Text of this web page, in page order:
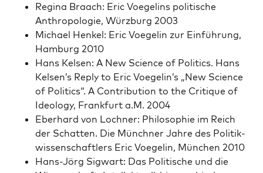
Regi­na Braach: Eric Voegelins poli­tis­che
Anthro­polo­gie, Würzburg 2003
Michael Henkel: Eric Voegelin zur Ein­führung,
Ham­burg 2010
Hans Kelsen: A New Sci­ence of Pol­i­tics. Hans
Kelsen’s Reply to Eric Voegelin’s „New Sci­ence
of Pol­i­tics“. A Con­tri­bu­tion to the Cri­tique of
Ide­ol­o­gy, Frank­furt a.M. 2004
Eber­hard von Lochn­er: Philoso­phie im Reich
der Schat­ten. Die Münch­n­er Jahre des Poli­tik­
wis­senschaftlers Eric Voegelin, München 2010
Hans-Jörg Sig­wart: Das Poli­tis­che und die